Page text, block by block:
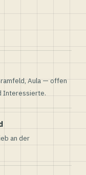
Aula — offen
Interessierte.
an der